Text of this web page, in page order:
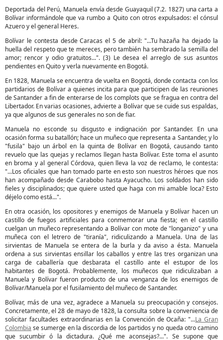
Deportada del Perú, Manuela envía desde Guayaquil (7.2. 1827) una carta a
Bolívar informándole que va rumbo a Quito con otros expulsados: el cónsul
Azuero y el general Heres.
Bolívar le contesta desde Caracas el 5 de abril: "...Tu hazaña ha dejado la
huella del respeto que te mereces, pero también ha sembrado la semilla del
amor; rencor y odio gratuitos...". (3) Le desea el arreglo de sus asuntos
pendientes en Quito y verla nuevamente en Bogotá.
En 1828, Manuela se encuentra de vuelta en Bogotá, donde contacta con los
partidarios de Bolívar a quienes incita para que participen de las reuniones
de Santander a fin de enterarse de los complots que se fragua en contra del
Libertador. En varias ocasiones, advierte a Bolívar que se cuide sus espaldas,
ya que algunos de sus generales no son de fiar.
Manuela no esconde su disgusto e indignación por Santander. En una
ocasión forma su batallón; hace un muñeco que representa a Santander, y lo
"fusila" bajo un árbol en la quinta de Bolívar en Bogotá, causando tanto
revuelo que las quejas y reclamos llegan hasta Bolívar. Este toma el asunto
en broma y al general Córdova, quien lleva la voz de reclamo, le contesta:
"...Los oficiales que han tomado parte en esto son nuestros héroes que nos
han acompañado desde Carabobo hasta Ayacucho. Los soldados han sido
fieles y disciplinados; que quiere usted que haga con mi amable loca? Esto
déjelo como está...".
En otra ocasión, los opositores y enemigos de Manuela y Bolívar hacen un
castillo de fuegos artificiales para conmemorar una fiesta; en el castillo
cuelgan un muñeco representando a Bolívar con mote de "longanizo" y una
muñeca con el letrero de "tiranía", ridiculizando a Manuela. Una de las
sirvientas de Manuela se entera de la burla y da aviso a ésta. Manuela
ordena a sus sirvientas ensillar los caballos y entre las tres organizan una
carga de caballería que desbarata el castillo ante el estupor de los
habitantes de Bogotá. Probablemente, los muñecos que ridiculizaban a
Manuela y Bolívar fueron producto de una venganza de los enemigos de
Bolívar/Manuela por el fusilamiento del muñeco de Santander.
Bolívar, más de una vez, agradece a Manuela su preocupación y consejos.
Concretamente, el 28 de mayo de 1828, la consulta sobre la conveniencia de
solicitar facultades extraordinarias en la Convención de Ocaña: "...La Gran
Colombia se sumerge en la discordia de los partidos y no queda otro camino
que sucumbir ó la dictadura. ¿Qué me aconsejas?...". Se supone que